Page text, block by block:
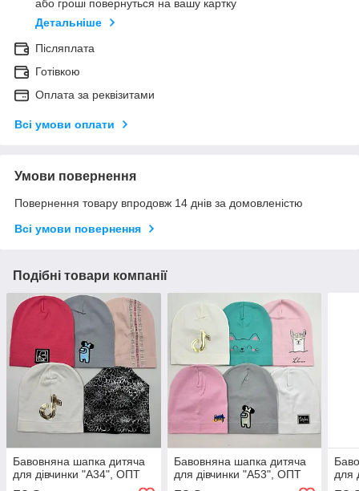
або гроші повернуться на вашу картку
Детальніше
Післяплата
Готівкою
Оплата за реквізитами
Всі умови оплати
Умови повернення
Повернення товару впродовж 14 днів за домовленістю
Всі умови повернення
Подібні товари компанії
Бавовняна шапка дитяча
для дівчинки "А34", ОПТ
Бавовняна шапка дитяча
для дівчинки "А53", ОПТ
для